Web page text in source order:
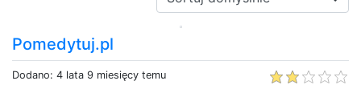
Pomedytuj.pl
Dodano: 4 lata 9 miesięcy temu